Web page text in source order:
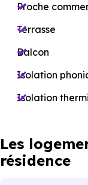
Proche
Terrasse
Balcon
Isolation
Isolation
Les
résidence